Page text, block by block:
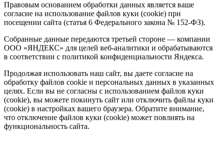
Правовым основанием обработки данных является ваше
согласие на использование файлов куки (cookie) при
посещении сайта (статья 6 Федерального закона № 152-ФЗ).
Собранные данные передаются третьей стороне — компании
ООО «ЯНДЕКС» для целей веб-аналитики и обрабатываются
в соответствии с политикой конфиденциальности Яндекса.
Продолжая использовать наш сайт, вы даете согласие на
обработку файлов cookie и персональных данных в указанных
целях. Если вы не согласны с использованием файлов куки
(cookie), вы можете покинуть сайт или отключить файлы куки
(cookie) в настройках вашего браузера. Обратите внимание,
что отключение файлов куки (cookie) может повлиять на
функциональность сайта.